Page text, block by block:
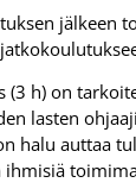
jälkeen
(3 h) on
lasten
halu auttaa
ihmisiä